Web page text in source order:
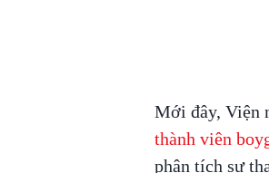
Mới đây, Viện
thành viên
phân tích sự